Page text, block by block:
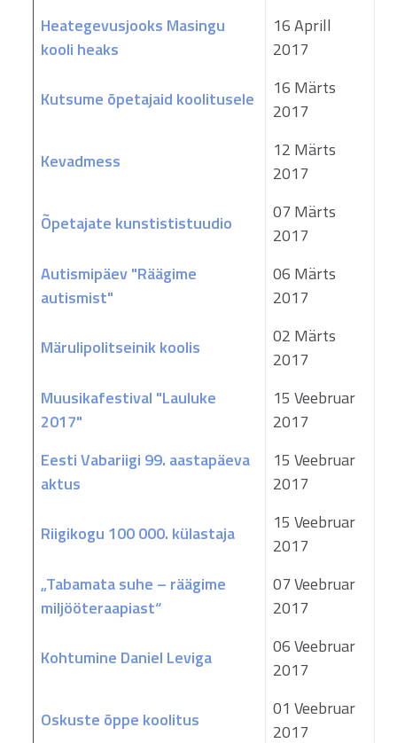
Heategevusjooks Masingu
kooli heaks
16 Aprill
2017
Kutsume õpetajaid koolitusele
16 Märts
2017
Kevadmess
12 Märts
2017
Õpetajate kunstististuudio
07 Märts
2017
Autismipäev "Räägime
autismist"
06 Märts
2017
Märulipolitseinik koolis
02 Märts
2017
Muusikafestival "Lauluke
2017"
15 Veebruar
2017
Eesti Vabariigi 99. aastapäeva
aktus
15 Veebruar
2017
Riigikogu 100 000. külastaja
15 Veebruar
2017
„Tabamata suhe – räägime
miljööteraapiast“
07 Veebruar
2017
Kohtumine Daniel Leviga
06 Veebruar
2017
Oskuste õppe koolitus
01 Veebruar
2017